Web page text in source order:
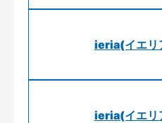
ieria(イエリ
ieria(イエリ